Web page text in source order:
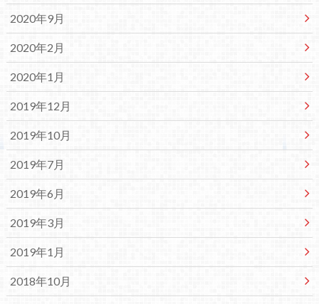
2020年9月
2020年2月
2020年1月
2019年12月
2019年10月
2019年7月
2019年6月
2019年3月
2019年1月
2018年10月